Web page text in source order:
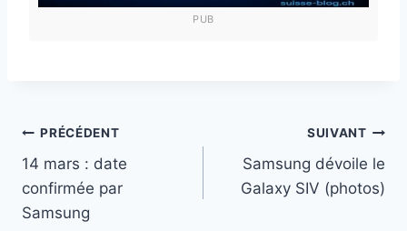
PUB
Navigation
de
l’article
PRÉCÉDENT
14 mars : date
confirmée par
Samsung
SUIVANT
Samsung dévoile le
Galaxy SIV (photos)